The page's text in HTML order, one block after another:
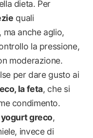
dieta. Per
quali
anche aglio,
la pressione,
moderazione.
per dare gusto ai
la feta, che si
condimento.
yogurt greco,
invece di